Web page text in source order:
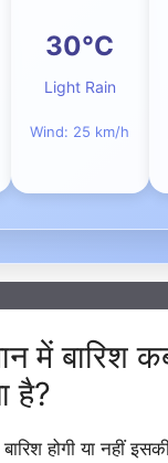
30°C
Light Rain
Wind: 25 km/h
में बारिश
है?
होगी या नहीं